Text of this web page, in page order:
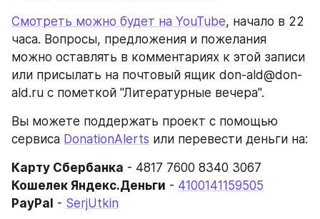
Смотреть можно будет на YouTube, начало в 22
часа. Вопросы, предложения и пожелания
можно оставлять в комментариях к этой записи
или присылать на почтовый ящик don-ald@don-
ald.ru с пометкой "Литературные вечера".
Вы можете поддержать проект с помощью
сервиса DonationAlerts или перевести деньги на:
Карту Сбербанка - 4817 7600 8340 3067
Кошелек Яндекс.Деньги - 4100141159505
PayPal - SerjUtkin